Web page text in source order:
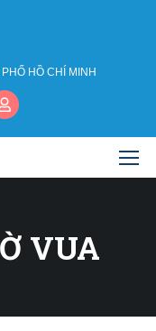
HỒ CHÍ MINH
VUA